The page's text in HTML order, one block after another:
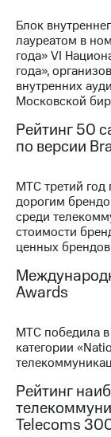
Пресс-
релизы
МТС
о
спикера
и акционерам
Блок
лауреатом в
года» VI
года»,
внутренних
Московской
Рейтинг 50
по версии
МТС третий
дорогим
среди
стоимости
ценных
Awards
МТС победила
категории
Рейтинг
Telecoms